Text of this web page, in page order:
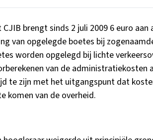
CJIB brengt sinds 2 juli 2009 6 euro
van opgelegde boetes bij
worden opgelegd bij lichte
van de administratiekosten
te zijn met het uitgangspunt dat
komen van de overheid.